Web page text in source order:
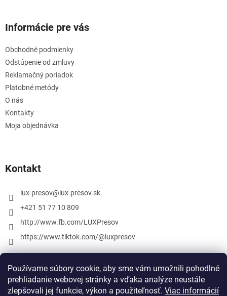
Používame súbory cookie, aby sme vám umožnili pohodlné
prehliadanie webovej stránky a vďaka analýze neustále
zlepšovali jej funkcie, výkon a použiteľnosť. Viac informácií
Informácie pre vás
Obchodné podmienky
Odstúpenie od zmluvy
Reklamačný poriadok
Platobné metódy
O nás
Kontakty
Moja objednávka
Kontakt
lux-presov@ lux-presov.sk
+421 51 77 10 809
http://www.fb.com/LUXPresov
https://www.tiktok.com/@luxpresov